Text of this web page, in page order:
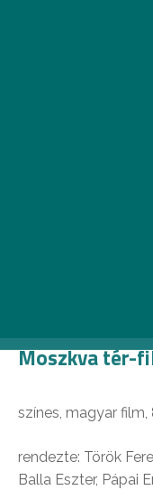
Moszkva tér-
színes, magyar film,
rendezte: Török
Balla Eszter, Pápai